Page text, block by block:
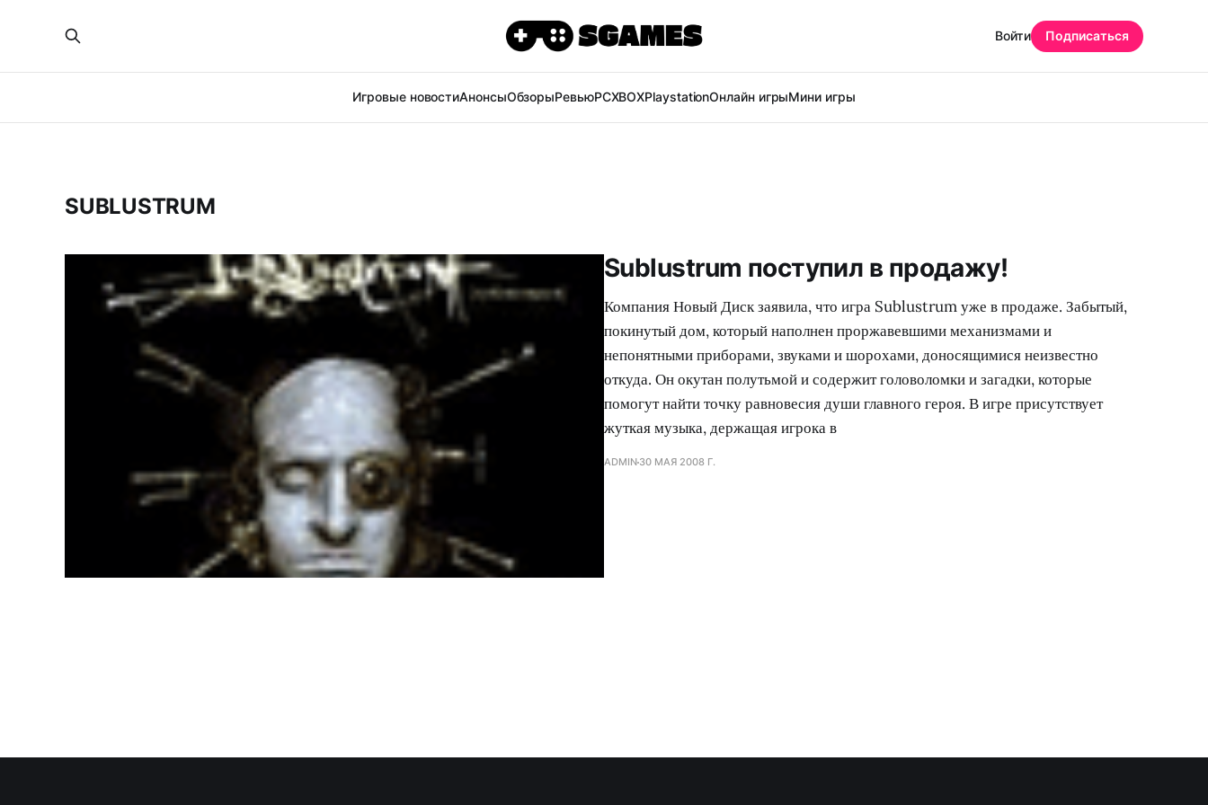
Игровые новостиАнонсыОбзорыРевьюPCXBOXPlaystationОнлайн игрыМини игры
Войти Подписаться
SUBLUSTRUM
Sublustrum поступил в продажу!
Компания Новый Диск заявила, что игра Sublustrum уже в продаже. Забытый,
покинутый дом, который наполнен проржавевшими механизмами и
непонятными приборами, звуками и шорохами, доносящимися неизвестно
откуда. Он окутан полутьмой и содержит головоломки и загадки, которые
помогут найти точку равновесия души главного героя. В игре присутствует
жуткая музыка, держащая игрока в
ADMIN 30 МАЯ 2008 Г.